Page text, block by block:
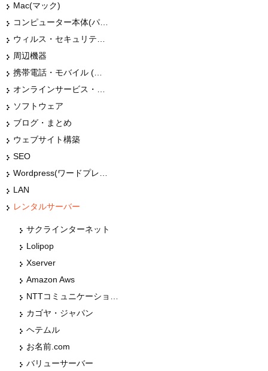
Mac(マック)
周辺機器
ソフトウェア
ブログ・まとめ
ウェブサイト構築
SEO
LAN
レンタルサーバー
サクラインターネット
Lolipop
Xserver
Amazon Aws
カゴヤ・ジャパン
ヘテムル
お名前.com
バリューサーバー